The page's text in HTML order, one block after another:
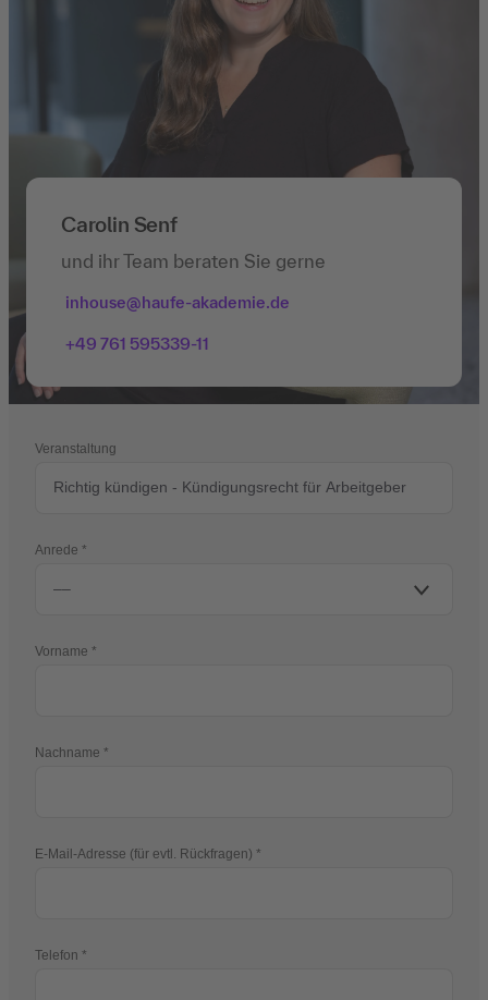
Carolin Senf
und ihr Team beraten Sie gerne
inhouse@haufe-akademie.de
+49 761 595339-11
Veranstaltung
Anrede
Vorname
Nachname
E-Mail-Adresse (für evtl. Rückfragen)
Telefon